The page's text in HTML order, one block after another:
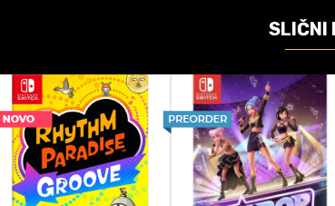
Anti-spam zaštita - izračunajte koliko je 6 - 1 :
Žanr Platformska
SLIČNI